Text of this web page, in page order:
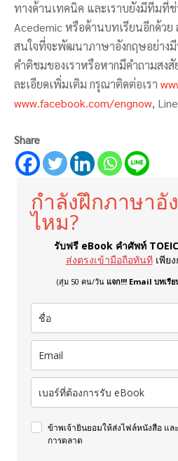
ทางด้านเทคนิค และเราบยังมีทีมที่
Acedemic หรือด้านบทเรียนอีกด้ว
สนใจที่จะพัฒนาภาษาอังกฤษอย่าง
คำติชมของเราหรือหากมีคำถามสง
ละเอียดเพิ่มเติม กรุณาติดต่อเรา
www.facebook.com/engnow,
Share
กำลังฝึกภาษาอั
ไหม?
รับฟรี eBook คำศัพท์
ส่งตรงเข้ามือถือทันที เพีย
(สุ่ม 50 คน/วัน แจก!!! Email บทเรี
ข้าพเจ้ายินยอมให้ส่งไฟล์หนังสือ แล
การตลาด